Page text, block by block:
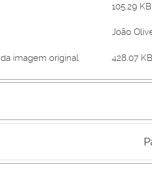
105.29
João
imagem original 428.07